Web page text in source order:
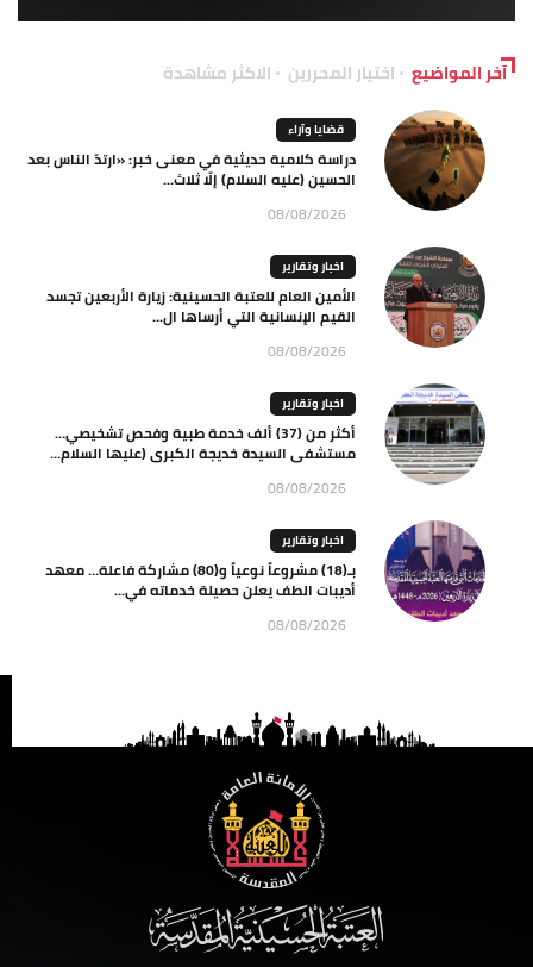
آخر المواضيع اختيار المحررين الاكثر مشاهدة
قضايا وآراء
دراسة كلامية حديثية في معنى خبر: «ارتدّ الناس بعد
الحسين (عليه السلام) إلّا ثلاث...
08/08/2026
اخبار وتقارير
الأمين العام للعتبة الحسينية: زيارة الأربعين تجسد
القيم الإنسانية التي أرساها ال...
08/08/2026
اخبار وتقارير
أكثر من (37) ألف خدمة طبية وفحص تشخيصي…
مستشفى السيدة خديجة الكبرى (عليها السلام...
08/08/2026
اخبار وتقارير
بـ(18) مشروعاً نوعياً و(80) مشاركة فاعلة… معهد
أديبات الطف يعلن حصيلة خدماته في...
08/08/2026